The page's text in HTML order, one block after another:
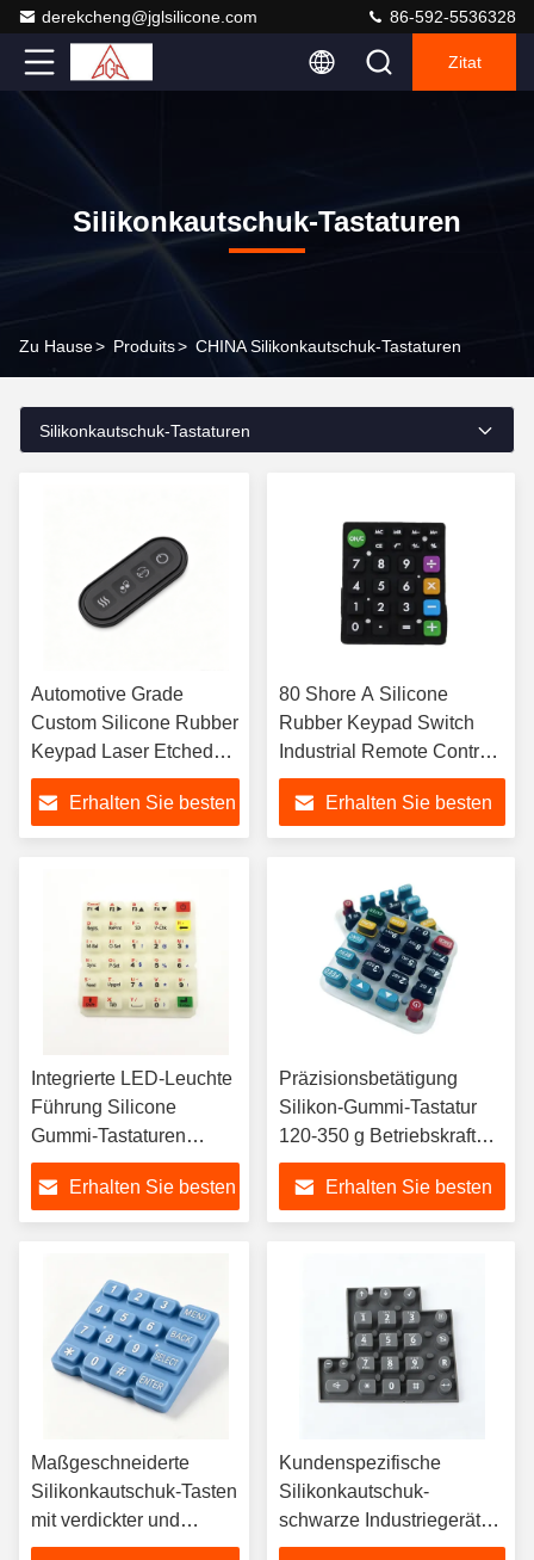
derekcheng@jglsilicone.com 86-592-5536328
Zitat
Silikonkautschuk-Tastaturen
Zu Hause> Produits> CHINA Silikonkautschuk-Tastaturen
Silikonkautschuk-Tastaturen
Automotive Grade
Custom Silicone Rubber
Keypad Laser Etched
Button for Car Key Fob
Steering Control
-40/+125C 500K Cycle
Erhalten Sie besten
80 Shore A Silicone
Rubber Keypad Switch
Industrial Remote Control
1M Cycle Tactile
FeedbackErhalten Sie besten
Integrierte LED-Leuchte
Führung Silicone
Gummi-Tastaturen
Hintergrundbeleuchtung
Blau-Weiß beleuchtete
Tasten für dunkle
Erhalten Sie besten
Präzisionsbetätigung
Silikon-Gummi-Tastatur
120-350 g Betriebskraft
Optimierte Snap-Tactile-
Rückkopplung für
Steuerungen
Erhalten Sie besten
Maßgeschneiderte
Silikonkautschuk-Tasten
mit verdickter und
haltbarer Ausrüstung
Kundenspezifische
Silikonkautschuk-
schwarze Industriegeräte-
Bedientasten für